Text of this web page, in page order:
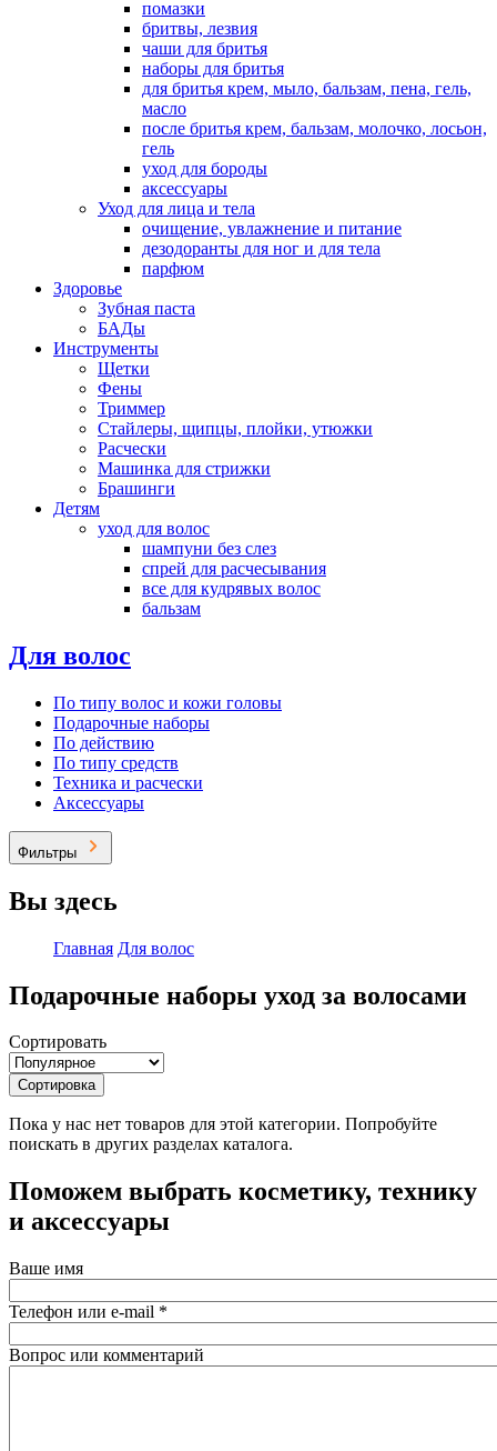
помазки
бритвы, лезвия
чаши для бритья
наборы для бритья
для бритья крем, мыло, бальзам, пена, гель,
масло
после бритья крем, бальзам, молочко, лосьон,
гель
уход для бороды
аксессуары
Уход для лица и тела
очищение, увлажнение и питание
дезодоранты для ног и для тела
парфюм
Здоровье
Зубная паста
БАДы
Инструменты
Щетки
Фены
Триммер
Стайлеры, щипцы, плойки, утюжки
Расчески
Машинка для стрижки
Брашинги
Детям
уход для волос
шампуни без слез
спрей для расчесывания
все для кудрявых волос
бальзам
Для волос
По типу волос и кожи головы
Подарочные наборы
По действию
По типу средств
Техника и расчески
Аксессуары
Фильтры
Вы здесь
Главная Для волос
Подарочные наборы уход за волосами
Сортировать
Сортировка
Пока у нас нет товаров для этой категории. Попробуйте
поискать в других разделах каталога.
Поможем выбрать косметику, технику
и аксессуары
Ваше имя
Телефон или e-mail *
Вопрос или комментарий